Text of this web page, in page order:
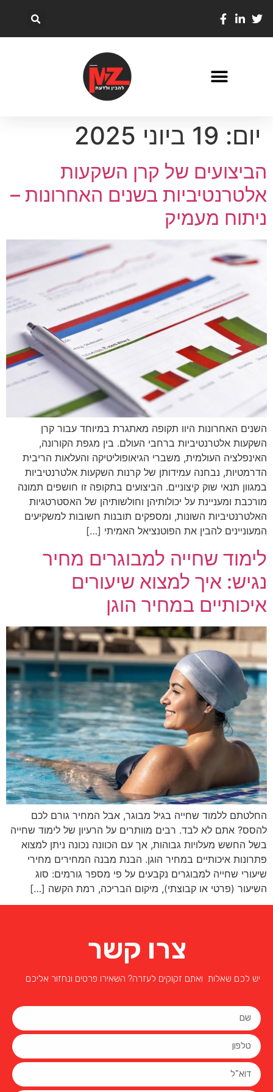
יום: 19 ביוני 2025
הביצועים של קרן השקעות
אלטרנטיביות בשנים האחרונות –
ניתוח מעמיק
השנים האחרונות היוו תקופה מאתגרת במיוחד עבור קרן
השקעות אלטרנטיביות ברחבי העולם. בין מגפת הקורונה,
האינפלציה העולמית, משברי הגיאופוליטיקה והעלאות הריבית
הדרמטיות, נבחנה עמידותן של קרנות השקעות אלטרנטיביות
במגוון תנאי שוק קיצוניים. הביצועים בתקופה זו חושפים תמונה
מורכבת ומעניינת על יכולותיהן וחולשותיהן של האסטרטגיות
האלטרנטיביות השונות, ומספקים תובנות חשובות למשקיעים
המעוניינים להבין את הפוטנציאל האמיתי […]
לימוד שחייה למבוגרים מחיר
נגיש: איך למצוא שיעורים
איכותיים במחיר הוגן
החלטתם ללמוד שחייה בגיל מבוגר, אבל המחיר גורם לכם
להסס? אתם לא לבד. רבים מוותרים על הרעיון של לימוד שחייה
בשל החשש מעלויות גבוהות, אך עם הכוונה נכונה ניתן למצוא
פתרונות איכותיים במחיר הוגן. הבנת מבנה המחירים מחירי
שיעורי שחייה למבוגרים נקבעים על פי מספר גורמים: סוג
השיעור (פרטי או קבוצתי), מיקום הבריכה, רמת הקשה […]
צרו קשר
יש לכם שאלות ואתם זקוקים לעזרה? השאירו פרטים ונחזור אליכם